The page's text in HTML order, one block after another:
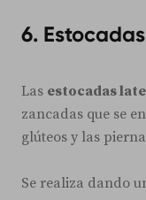
6.
Las estocadas
zancadas que se
glúteos y las
Se realiza dando